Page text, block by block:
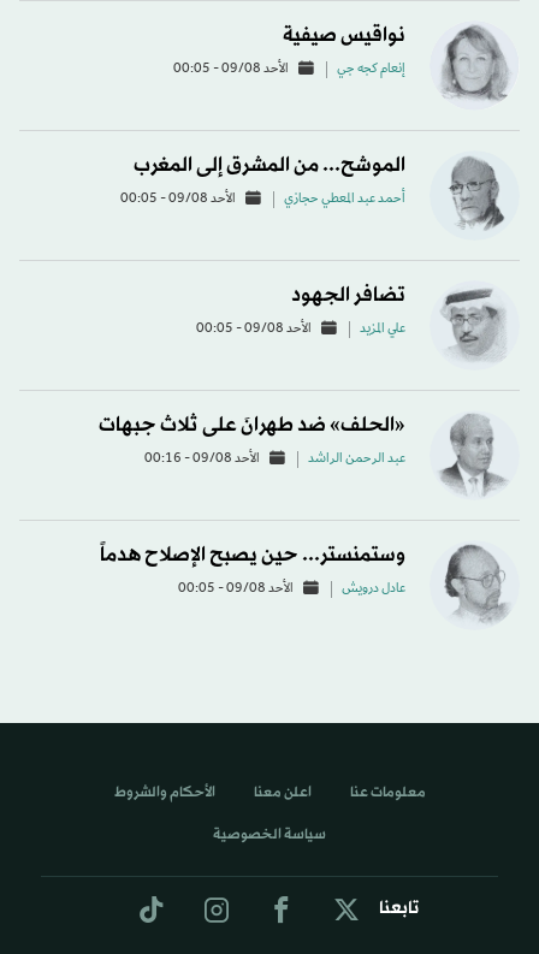
نواقيس صيفية
إنعام كجه جي الأحد 09/08 - 00:05
الموشح... من المشرق إلى المغرب
أحمد عبد المعطي حجازي الأحد 09/08 - 00:05
تضافر الجهود
علي المزيد الأحد 09/08 - 00:05
«الحلف» ضد طهرانَ على ثلاث جبهات
عبد الرحمن الراشد الأحد 09/08 - 00:16
وستمنستر... حين يصبح الإصلاح هدماً
عادل درويش الأحد 09/08 - 00:05
تابعنا
معلومات عنا اعلن معنا الأحكام والشروط
سياسة الخصوصية